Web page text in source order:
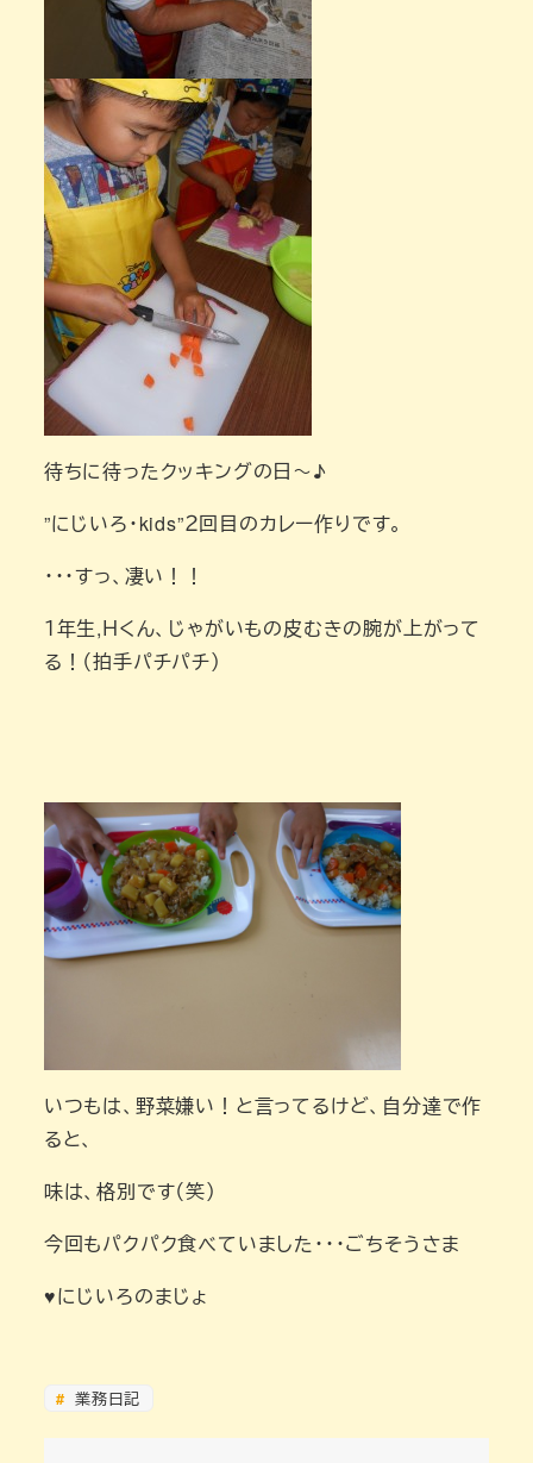
待ちに待ったクッキングの日～♪
”にじいろ・kids”２回目のカレー作りです。
・・・すっ、凄い！！
１年生,Ｈくん、じゃがいもの皮むきの腕が上がって
る！（拍手パチパチ）
いつもは、野菜嫌い！と言ってるけど、自分達で作
ると、
味は、格別です（笑）
今回もパクパク食べていました・・・ごちそうさま
♥にじいろのまじょ
業務日記